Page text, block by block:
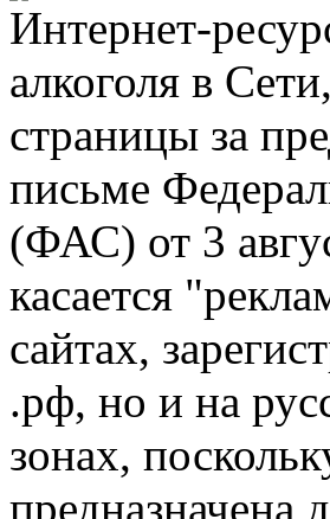
Интернет-
алкоголя в
страницы за
письме
(ФАС) от 3
касается
сайтах,
.рф, но и на
зонах,
предназначена